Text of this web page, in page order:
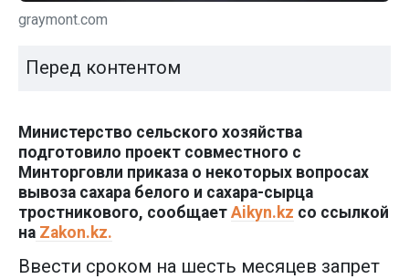
graymont.com
Перед контентом
Министерство сельского хозяйства
подготовило проект совместного с
Минторговли приказа о некоторых вопросах
вывоза сахара белого и сахара-сырца
тростникового, сообщает Aikyn.kz со ссылкой
на Zakon.kz.
Ввести сроком на шесть месяцев запрет